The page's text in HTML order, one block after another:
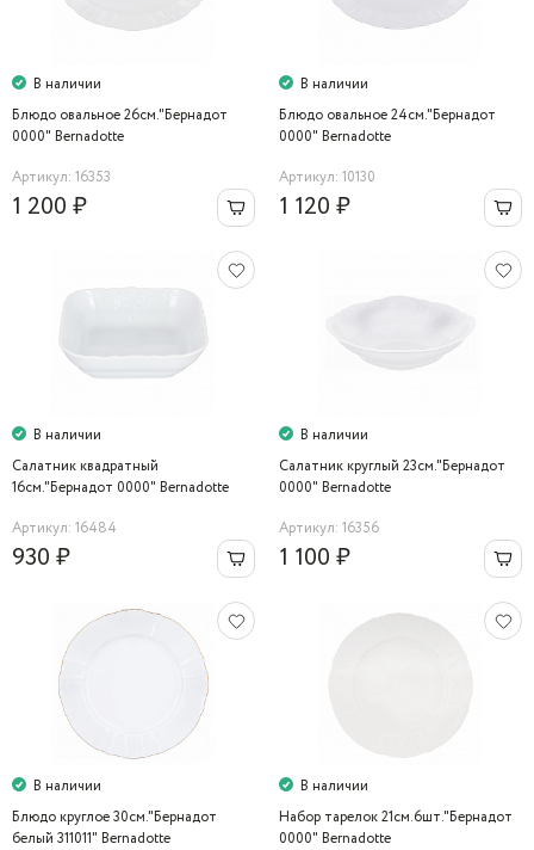
В наличии
Блюдо овальное 26см."Бернадот
0000" Bernadotte
Артикул: 16353
1 200 ₽
В наличии
Блюдо овальное 24см."Бернадот
0000" Bernadotte
Артикул: 10130
1 120 ₽
В наличии
Салатник квадратный
16см."Бернадот 0000" Bernadotte
Артикул: 16484
930 ₽
В наличии
Салатник круглый 23см."Бернадот
0000" Bernadotte
Артикул: 16356
1 100 ₽
В наличии
Блюдо круглое 30см."Бернадот
белый 311011" Bernadotte
В наличии
Набор тарелок 21см.6шт."Бернадот
0000" Bernadotte